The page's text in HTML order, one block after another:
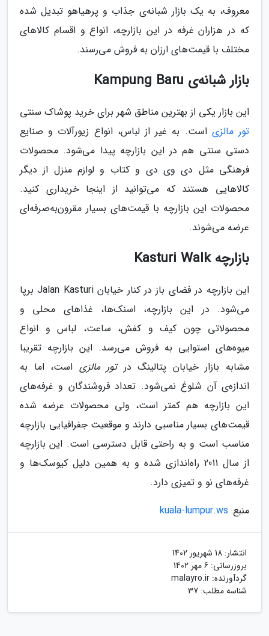
معروف، به یک بازار شبانه‌ی جذاب و پرهیاهو تبدیل شده
که در هزاران غرفه در این بازارچه، انواع و اقسام کالاهای
مختلف با قیمت‌های ارزان به فروش می‌رسند.
بازار شبانه‌ی Kampung Baru
این بازار یکی از بهترین مناطق شهر برای خرید پوشاک سنتی
تور مالزی است. به غیر از لباس، انواع زیورآلات و صنایع
دستی سنتی هم در این بازارچه پیدا می‌شود. محصولات
فرهنگی مثل دی وی دی و کتاب و لوازم منزل از دیگر
کالاهایی هستند که می‌توانید از اینجا خریداری کنید.
محصولات این بازارچه با قیمت‌های بسیار مقرون‌به‌صرفه‌ای
عرضه می‌شوند.
بازارچه Kasturi Walk
این بازارچه در فضای باز در کنار خیابان Jalan Kasturi برپا
می‌شود. در این بازارچه، اسنک‌ها، غذاهای محلی و
محصولاتی چون کیف و کفش، ساعت، لباس و انواع
میوه‌های استوایی به فروش می‌رسد. این بازارچه تقریبا
مشابه بازار خیابان پتالینگ درتور مالزی است، اما به
اندازه‌ی آن شلوغ نمی‌شود. تعداد فروشندگان و غرفه‌های
این بازارچه هم کمتر است، ولی محصولات عرضه شده
قیمت‌های بسیار مناسبی دارند و موقعیت جفرافیایی بازارچه
مناسب است و به راحتی قابل دسترسی است. این بازارچه
از سال 2011 راه‌اندازی شده و به همین دلیل کیوسک‌ها و
غرفه‌های نو و تمیزی دارد.
منبع: kuala-lumpur.ws
انتشار: 18 شهریور 1402
بروزرسانی: 6 مهر 1402
گردآورنده: malayro.ir
شناسه مطلب: 37